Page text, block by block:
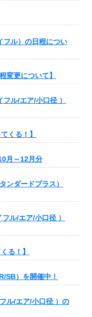
フル）の日程につい
変更について】
ル/エア/小口径 ）
くる！】
月～12月分
ンダードプラス）
ル/エア/小口径 ）
る！】
SB）を開催中！
ル/エア/小口径 ）の